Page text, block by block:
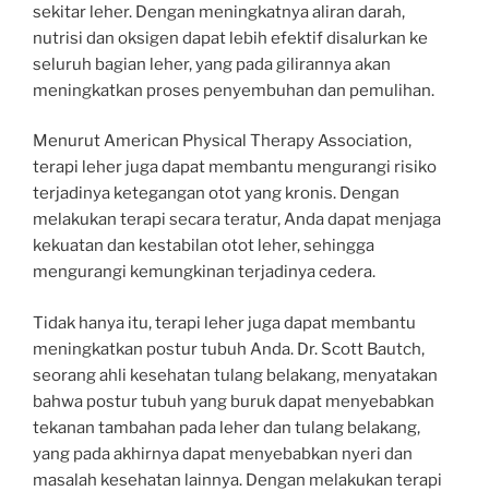
sekitar leher. Dengan meningkatnya aliran darah,
nutrisi dan oksigen dapat lebih efektif disalurkan ke
seluruh bagian leher, yang pada gilirannya akan
meningkatkan proses penyembuhan dan pemulihan.
Menurut American Physical Therapy Association,
terapi leher juga dapat membantu mengurangi risiko
terjadinya ketegangan otot yang kronis. Dengan
melakukan terapi secara teratur, Anda dapat menjaga
kekuatan dan kestabilan otot leher, sehingga
mengurangi kemungkinan terjadinya cedera.
Tidak hanya itu, terapi leher juga dapat membantu
meningkatkan postur tubuh Anda. Dr. Scott Bautch,
seorang ahli kesehatan tulang belakang, menyatakan
bahwa postur tubuh yang buruk dapat menyebabkan
tekanan tambahan pada leher dan tulang belakang,
yang pada akhirnya dapat menyebabkan nyeri dan
masalah kesehatan lainnya. Dengan melakukan terapi